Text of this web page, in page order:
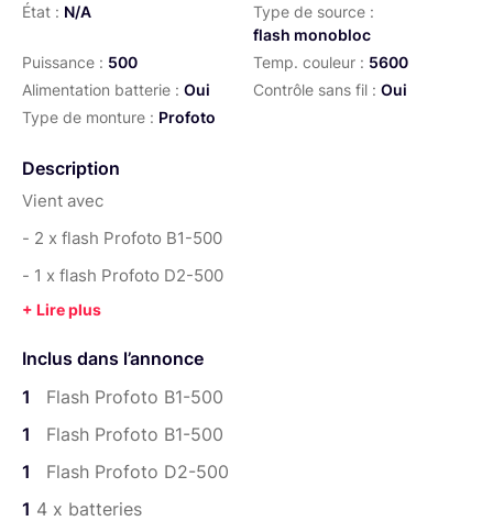
État : N/A
Type de source :
flash monobloc
Puissance : 500 Temp. couleur : 5600
Alimentation batterie : Oui Contrôle sans fil : Oui
Type de monture : Profoto
Description
Vient avec
- 2 x flash Profoto B1-500
- 1 x flash Profoto D2-500
- 4 batteries
- Remote Profoto pour Canon
Possibilité de ne louer qu'un flash ou deux au lieu des
Inclus dans l’annonce
1
Flash Profoto B1-500
1
Flash Profoto B1-500
1
Flash Profoto D2-500
1 4 x batteries